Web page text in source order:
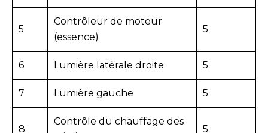
5
Contrôleur de moteur
(essence)
5
6 Lumière latérale droite 5
7 Lumière gauche 5
8
Contrôle du chauffage des
5